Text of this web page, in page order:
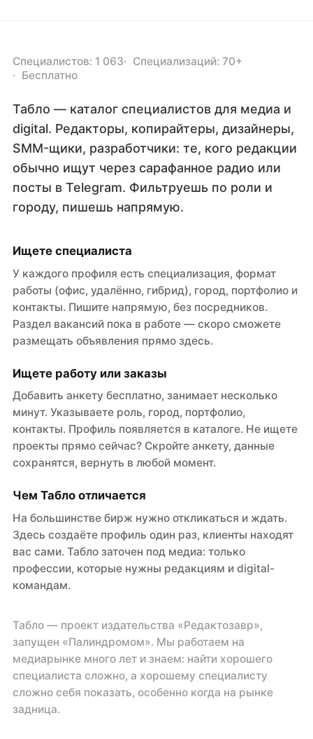
Специалистов: 1 063
Специализаций: 70+
Бесплатно
Табло — каталог специалистов для медиа и
digital. Редакторы, копирайтеры, дизайнеры,
SMM-щики, разработчики: те, кого редакции
обычно ищут через сарафанное радио или
посты в Telegram. Фильтруешь по роли и
городу, пишешь напрямую.
Ищете специалиста
У каждого профиля есть специализация, формат
работы (офис, удалённо, гибрид), город, портфолио и
контакты. Пишите напрямую, без посредников.
Раздел вакансий пока в работе — скоро сможете
размещать объявления прямо здесь.
Ищете работу или заказы
Добавить анкету бесплатно, занимает несколько
минут. Указываете роль, город, портфолио,
контакты. Профиль появляется в каталоге. Не ищете
проекты прямо сейчас? Скройте анкету, данные
сохранятся, вернуть в любой момент.
Чем Табло отличается
На большинстве бирж нужно откликаться и ждать.
Здесь создаёте профиль один раз, клиенты находят
вас сами. Табло заточен под медиа: только
профессии, которые нужны редакциям и digital-
командам.
Табло — проект издательства «Редактозавр»,
запущен «Палиндромом». Мы работаем на
медиарынке много лет и знаем: найти хорошего
специалиста сложно, а хорошему специалисту
сложно себя показать, особенно когда на рынке
задница.